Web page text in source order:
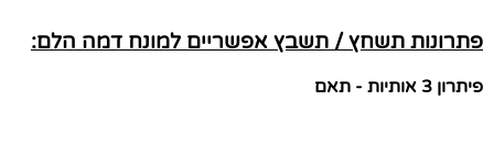
פתרונות תשחץ / תשבץ אפשריים למונח דמה הלם:
פיתרון 3 אותיות - תאם